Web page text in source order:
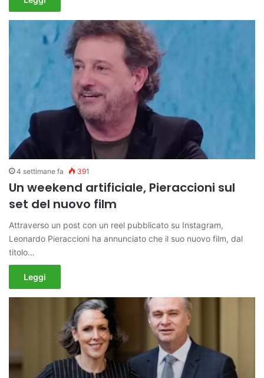
4 settimane fa 391
Un weekend artificiale, Pieraccioni sul
set del nuovo film
Attraverso un post con un reel pubblicato su Instagram,
Leonardo Pieraccioni ha annunciato che il suo nuovo film, dal
titolo…
Leggi